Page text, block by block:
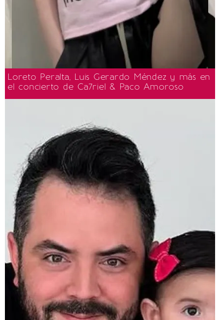
Loreto Peralta, Luis Gerardo Méndez y más en
el concierto de Ca7riel & Paco Amoroso